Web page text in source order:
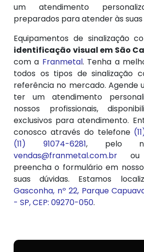
um atendimento
preparados para atender às suas
Equipamentos de sinalização
identificação visual em São
com a Franmetal. Tenha a
todos os tipos de sinalização
referência no mercado. Agende
ter um atendimento
nossos profissionais,
exclusivos para atendimento.
conosco através do telefone
(11) 91074-6281, pelo
vendas@franmetal.com.br ou
preencha o formulário em
suas dúvidas. Estamos
Gasconha, nº 22, Parque
- SP, CEP: 09270-050.